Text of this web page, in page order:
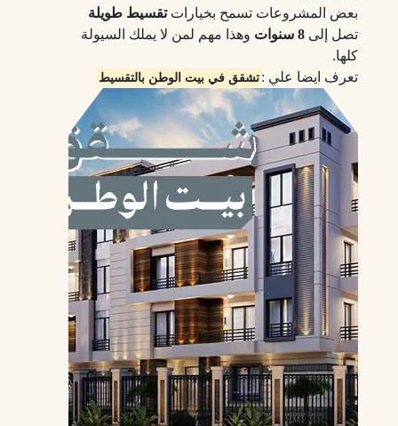
بعض المشروعات تسمح بخياراتتقسيط طويلة
تصل إلى 8 سنوات
وهذا مهم لمن لا يملك السيولة
كلها.
تعرف ايضا علي : تشقق في بيت الوطن بالتقسيط